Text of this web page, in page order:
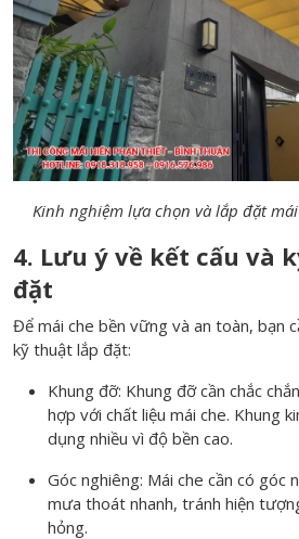
Kinh nghiệm lựa chọn và lắp đặt
4. Lưu ý về kết cấu và
đặt
Để mái che bền vững và an toàn, bạn
kỹ thuật lắp đặt:
Khung đỡ: Khung đỡ cần chắc
hợp với chất liệu mái che. Khung
dụng nhiều vì độ bền cao.
Góc nghiêng: Mái che cần có góc
mưa thoát nhanh, tránh hiện
hỏng.